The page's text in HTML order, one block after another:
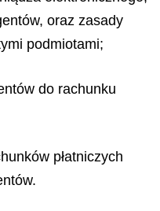
oraz zasady
podmiotami;
do rachunku
płatniczych